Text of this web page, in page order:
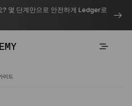
몇 단계만으로 안전하게 Ledger로
이드